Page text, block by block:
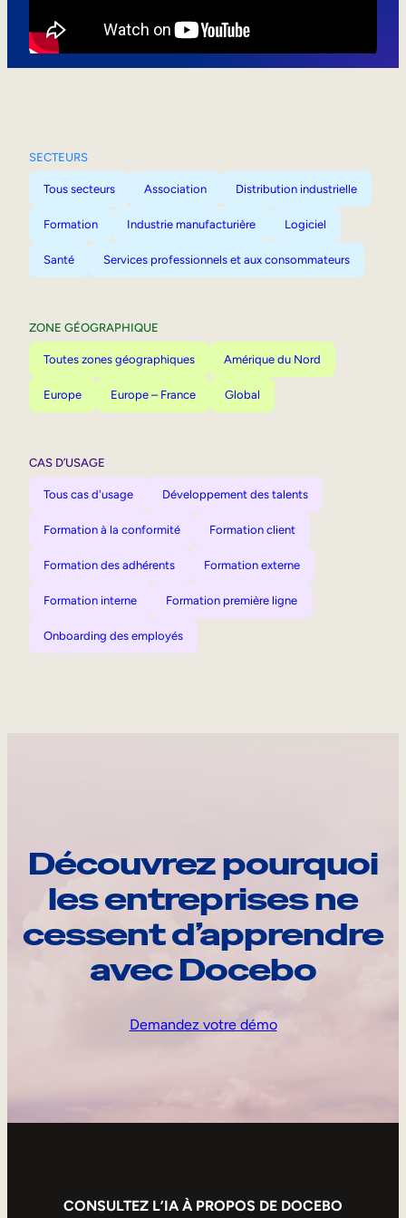
SECTEURS
Tous secteurs Association Distribution industrielle
Formation Industrie manufacturière Logiciel
Santé Services professionnels et aux consommateurs
ZONE GÉOGRAPHIQUE
Toutes zones géographiques Amérique du Nord
Europe Europe – France Global
CAS D’USAGE
Tous cas d'usage Développement des talents
Formation à la conformité Formation client
Formation des adhérents Formation externe
Formation interne Formation première ligne
Onboarding des employés
Découvrez pourquoi
les entreprises ne
cessent d’apprendre
avec Docebo
Demandez votre démo
CONSULTEZ L’IA À PROPOS DE DOCEBO